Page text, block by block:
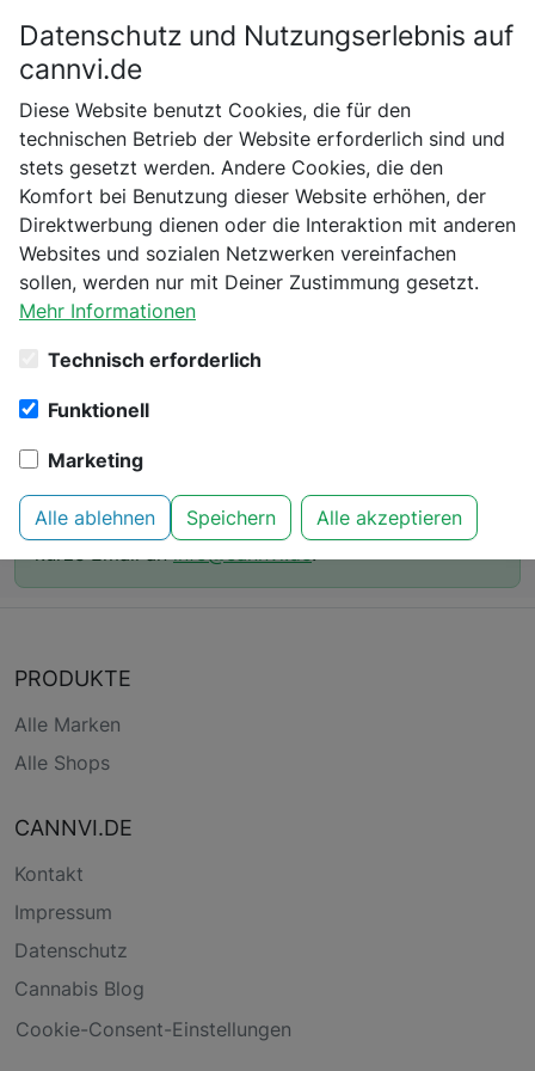
0 Produkte gefunden
Es tut uns Leid. Leider konnten wir zu deiner Suche
noch keine Produkte finden. Vielleicht könnten dich
Du hast einen Online Shop und willst deinen
Produkte bei uns auflisten? Dann schicke uns eine
kurze Email aninfo@cannvi.de.
PRODUKTE
Alle Marken
Alle Shops
CANNVI.DE
Kontakt
Impressum
Datenschutz
Cannabis Blog
Cookie-Consent-Einstellungen
Bitte bestätige dein Alter
Bist du schon 18 Jahre alt?
Nein Ja
Datenschutz und Nutzungserlebnis auf
cannvi.de
Diese Website benutzt Cookies, die für den
technischen Betrieb der Website erforderlich sind und
stets gesetzt werden. Andere Cookies, die den
Komfort bei Benutzung dieser Website erhöhen, der
Direktwerbung dienen oder die Interaktion mit anderen
Websites und sozialen Netzwerken vereinfachen
sollen, werden nur mit Deiner Zustimmung gesetzt.
Mehr Informationen
Technisch erforderlich
Funktionell
Marketing
Alle ablehnen Speichern Alle akzeptieren